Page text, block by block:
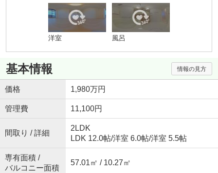
洋室 風呂
基本情報 情報の見方
価格 1,980万円
管理費 11,100円
間取り / 詳細
2LDK
LDK 12.0帖/洋室 6.0帖/洋室 5.5帖
専有面積 /
バルコニー面積
57.01㎡ / 10.27㎡